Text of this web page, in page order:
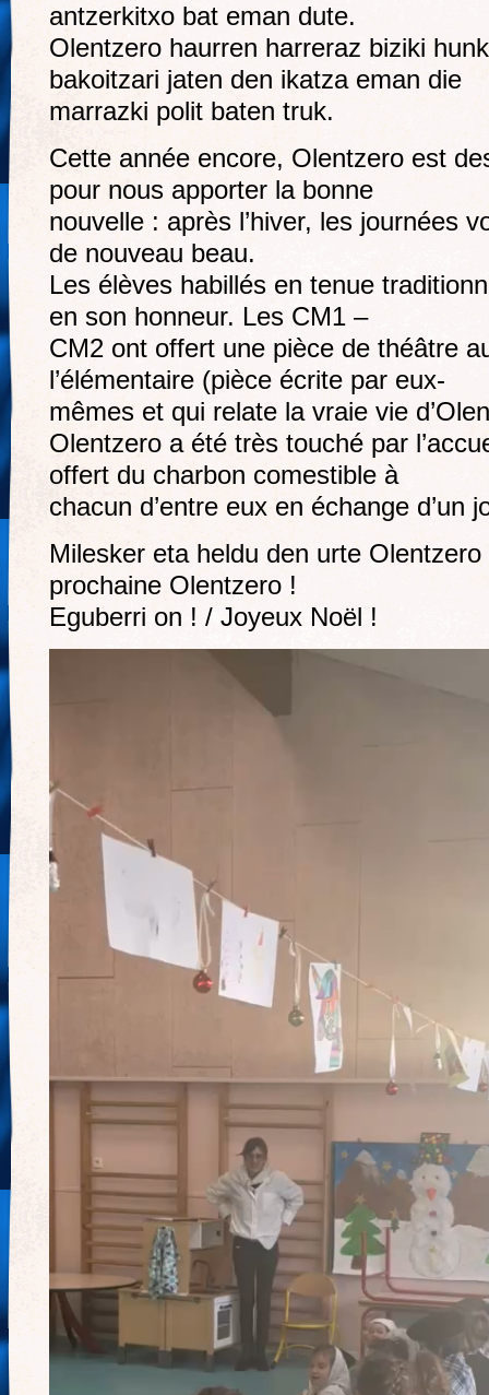
antzerkitxo bat eman dute.
Olentzero haurren harreraz biziki
bakoitzari jaten den ikatza eman die
marrazki polit baten truk.
Cette année encore, Olentzero est
pour nous apporter la bonne
nouvelle : après l’hiver, les journées
de nouveau beau.
Les élèves habillés en tenue
en son honneur. Les CM1 –
CM2 ont offert une pièce de théâtre
l’élémentaire (pièce écrite par eux-
mêmes et qui relate la vraie vie
Olentzero a été très touché par
offert du charbon comestible à
chacun d’entre eux en échange d’un
Milesker eta heldu den urte Olentzero
prochaine Olentzero !
Eguberri on ! / Joyeux Noël !